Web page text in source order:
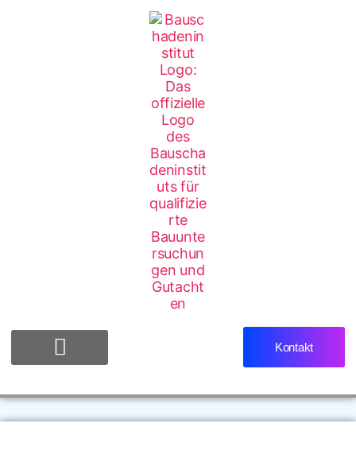
Kontakt